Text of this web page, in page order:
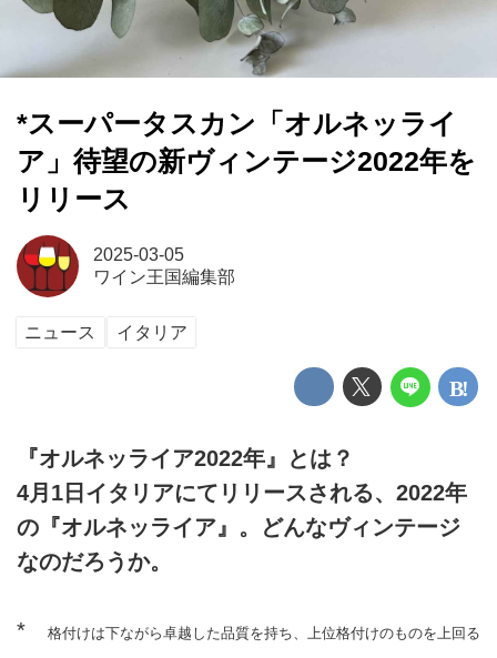
*スーパータスカン「オルネッライ
ア」待望の新ヴィンテージ2022年を
リリース
2025-03-05
ワイン王国編集部
ニュース イタリア
『オルネッライア2022年』とは？
4月1日イタリアにてリリースされる、2022年
の『オルネッライア』。どんなヴィンテージ
なのだろうか。
* 格付けは下ながら卓越した品質を持ち、上位格付けのものを上回る